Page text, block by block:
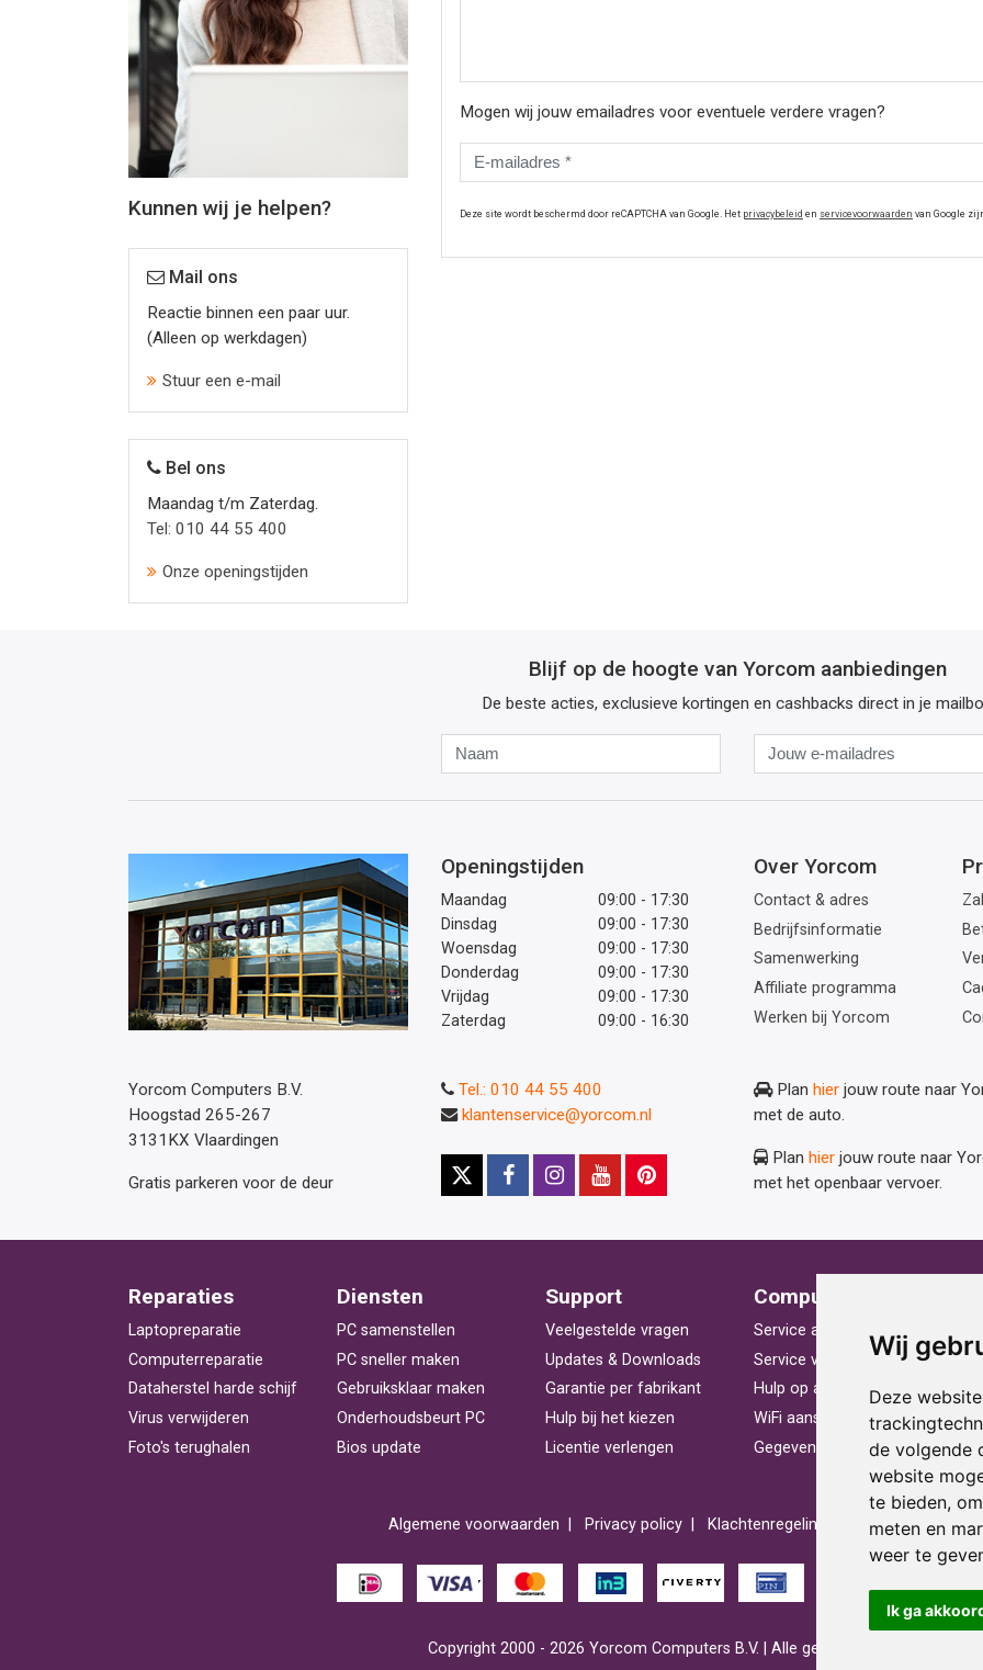
Wij
Deze
de volgende
website
te bieden,
meten en
weer te
Ik ga
Kunnen wij je helpen?
Mail ons
Reactie binnen een paar uur.
(Alleen op werkdagen)
Stuur een e-mail
Bel ons
Maandag t/m Zaterdag.
Tel: 010 44 55 400
Onze openingstijden
Mogen wij jouw emailadres voor eventuele verdere vragen?
Deze site wordt beschermd door reCAPTCHA van Google. Het privacybeleid en servicevoorwaarden van Google
Blijf op de hoogte van Yorcom aanbiedingen
De beste acties, exclusieve kortingen en cashbacks direct in je
Jouw
e-
mailadres
Openingstijden
Maandag
09:00 - 17:30
Dinsdag
09:00 - 17:30
Woensdag
09:00 - 17:30
Donderdag
09:00 - 17:30
Vrijdag
09:00 - 17:30
Zaterdag
09:00 - 16:30
Over Yorcom
Contact & adres
Bedrijfsinformatie
Samenwerking
Affiliate programma
Werken bij Yorcom
Yorcom Computers B.V.
Hoogstad 265-267
3131KX Vlaardingen
Gratis parkeren voor de deur
Plan hier jouw route naar
met de auto.
Plan hier jouw route naar
met het openbaar vervoer.
Tel.: 010 44 55 400
klantenservice@yorcom.nl
Reparaties
Laptopreparatie
Computerreparatie
Dataherstel harde schijf
Virus verwijderen
Foto's terughalen
Diensten
PC samenstellen
PC sneller maken
Gebruiksklaar maken
Onderhoudsbeurt PC
Bios update
Support
Veelgestelde vragen
Updates & Downloads
Garantie per fabrikant
Hulp bij het kiezen
Licentie verlengen
Computerhulp
Service aan huis
Service voor bedrijven
Hulp op afstand
WiFi aansluiten
Gegevens herstellen
Algemene voorwaarden Privacy policy Klachtenregeling Reviews
Copyright 2000 - 2026 Yorcom Computers B.V. | Alle getoonde prijzen zijn